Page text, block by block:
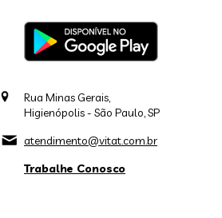
Rua Minas Gerais,
Higienópolis - São Paulo, SP
atendimento@vitat.com.br
Trabalhe Conosco